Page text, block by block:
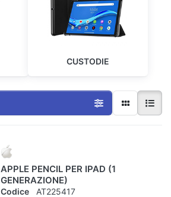
CUSTODIE
APPLE PENCIL PER IPAD (1
GENERAZIONE)
Codice AT225417